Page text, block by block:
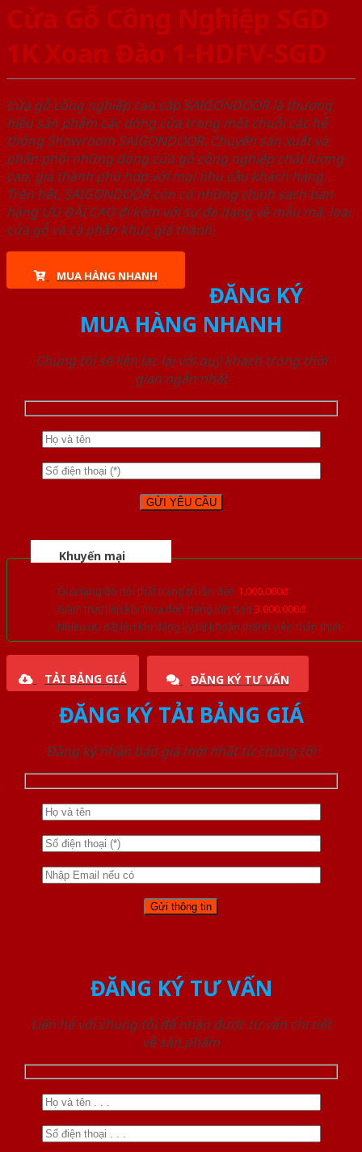
Cửa Gỗ Công Nghiệp SGD
1K Xoan Đào 1-HDFV-SGD
Cửa gỗ công nghiệp cao cấp SAIGONDOOR là thương
hiệu sản phẩm các dòng cửa trong một chuỗi các hệ
thống Showroom SAIGONDOOR. Chuyên sản xuất và
phân phối những dòng cửa gỗ công nghiệp chất lượng
cao, giá thành phù hợp với mọi nhu cầu khách hàng.
Trên hết, SAIGONDOOR còn có những chính sách bán
hàng ƯU ĐÃI CAO đi kèm với sự đa dạng về mẫu mã, loại
cửa gỗ và cả phân khúc giá thành.
MUA HÀNG NHANH
ĐĂNG KÝ
MUA HÀNG NHANH
Chúng tôi sẽ liên lạc lại với quý khách trong thời
gian ngắn nhất
Khuyến mại
Quà tặng đồ nội thất trang trí lên đến 1.000.000đ
Giảm trực tiếp khi mua đơn hàng lớn hơn 3.000.000đ
Nhiều ưu đãi lớn khi đăng ký tài khoản thành viên thân thiết
TẢI BẢNG GIÁ ĐĂNG KÝ TƯ VẤN
ĐĂNG KÝ TẢI BẢNG GIÁ
Đăng ký nhận báo giá mới nhất từ chúng tôi
ĐĂNG KÝ TƯ VẤN
Liên hệ với chúng tôi để nhận được tư vấn chi tiết
về sản phẩm